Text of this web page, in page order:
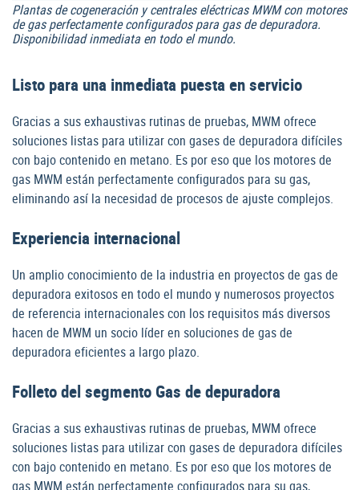
Plantas de cogeneración y centrales eléctricas MWM con motores
de gas perfectamente configurados para gas de depuradora.
Disponibilidad inmediata en todo el mundo.
Listo para una inmediata puesta en servicio
Gracias a sus exhaustivas rutinas de pruebas, MWM ofrece
soluciones listas para utilizar con gases de depuradora difíciles
con bajo contenido en metano. Es por eso que los motores de
gas MWM están perfectamente configurados para su gas,
eliminando así la necesidad de procesos de ajuste complejos.
Experiencia internacional
Un amplio conocimiento de la industria en proyectos de gas de
depuradora exitosos en todo el mundo y numerosos proyectos
de referencia internacionales con los requisitos más diversos
hacen de MWM un socio líder en soluciones de gas de
depuradora eficientes a largo plazo.
Folleto del segmento Gas de depuradora
Gracias a sus exhaustivas rutinas de pruebas, MWM ofrece
soluciones listas para utilizar con gases de depuradora difíciles
con bajo contenido en metano. Es por eso que los motores de
gas MWM están perfectamente configurados para su gas,